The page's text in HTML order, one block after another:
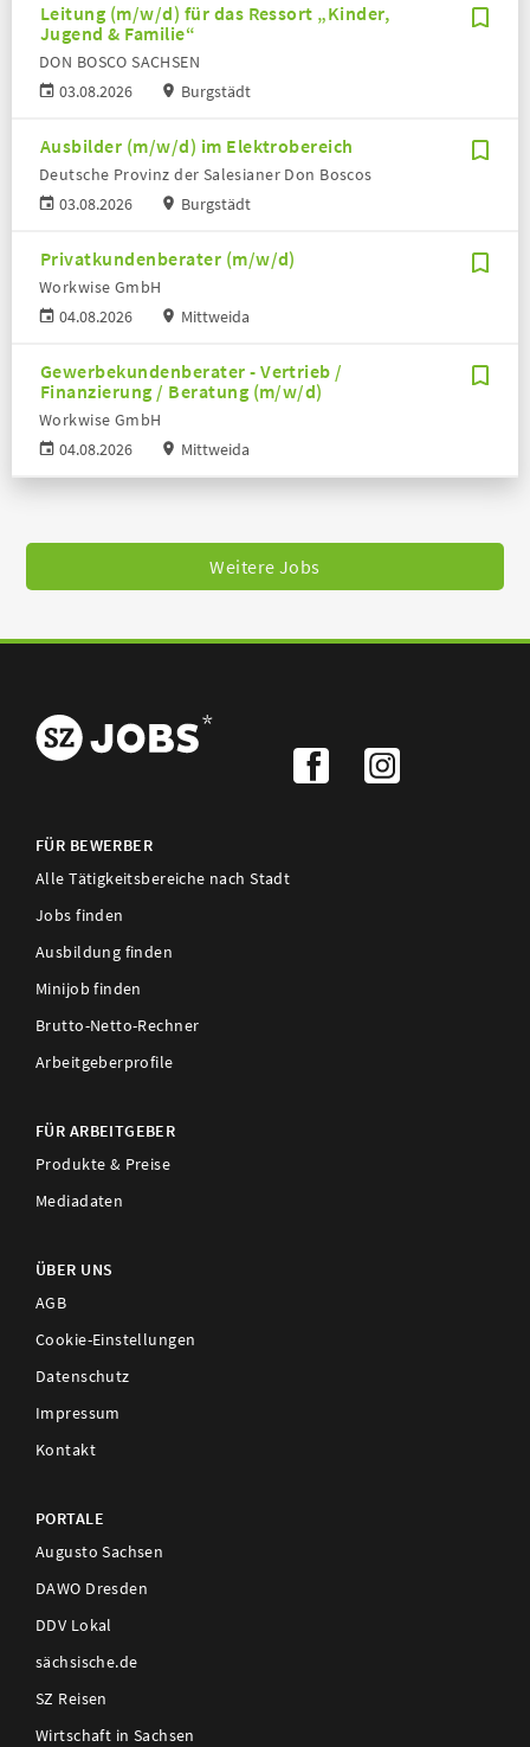
Leitung (m/w/d) für das Ressort „Kinder,
Jugend & Familie“
03.08.2026
DON BOSCO SACHSEN
Burgstädt
Ausbilder (m/w/d) im Elektrobereich
03.08.2026
Deutsche Provinz der Salesianer Don Boscos
Burgstädt
Privatkundenberater (m/w/d)
04.08.2026
Workwise GmbH
Mittweida
Gewerbekundenberater - Vertrieb /
Finanzierung / Beratung (m/w/d)
04.08.2026
Workwise GmbH
Mittweida
Weitere Jobs
FÜR BEWERBER
Alle Tätigkeitsbereiche nach Stadt
Jobs finden
Ausbildung finden
Minijob finden
Brutto-Netto-Rechner
Arbeitgeberprofile
FÜR ARBEITGEBER
Produkte & Preise
Mediadaten
ÜBER UNS
AGB
Cookie-Einstellungen
Datenschutz
Impressum
Kontakt
PORTALE
Augusto Sachsen
DAWO Dresden
DDV Lokal
sächsische.de
SZ Reisen
Wirtschaft in Sachsen